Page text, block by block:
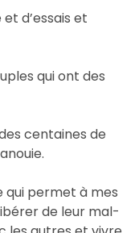
d’essais et
qui ont des
centaines de
qui permet à mes
de leur mal-